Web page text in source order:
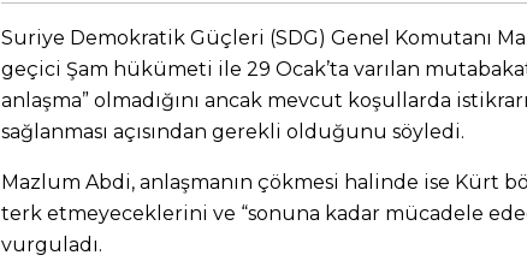
Suriye Demokratik Güçleri (SDG) Genel Komutanı
geçici Şam hükümeti ile 29 Ocak’ta varılan
anlaşma” olmadığını ancak mevcut koşullarda
sağlanması açısından gerekli olduğunu söyledi.
Mazlum Abdi, anlaşmanın çökmesi halinde ise Kürt
terk etmeyeceklerini ve “sonuna kadar mücadele
vurguladı.